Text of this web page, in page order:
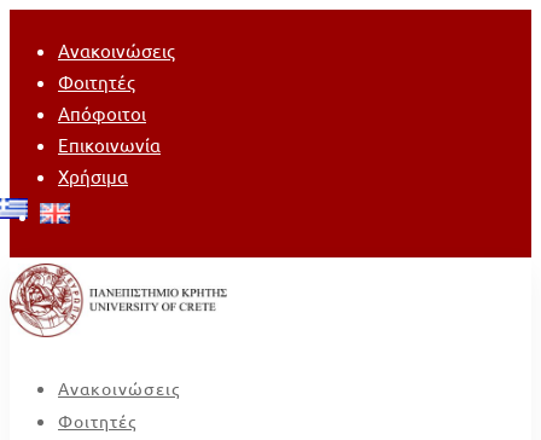
Ανακοινώσεις
Φοιτητές
Απόφοιτοι
Επικοινωνία
Χρήσιμα
Ανακοινώσεις
Φοιτητές